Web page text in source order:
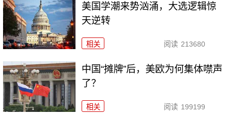
美国学潮来势汹涌，大选逻辑惊
天逆转
相关 阅读 213680
中国“摊牌”后，美欧为何集体噤声
了？
相关 阅读 199199